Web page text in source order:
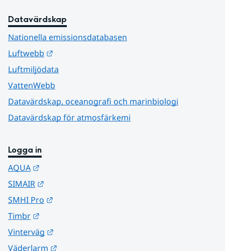
Datavärdskap
Nationella emissionsdatabasen
Luftwebb
Luftmiljödata
VattenWebb
Datavärdskap, oceanografi och marinbiologi
Datavärdskap för atmosfärkemi
Logga in
AQUA
SIMAIR
SMHI Pro
Timbr
Vinterväg
Väderlarm